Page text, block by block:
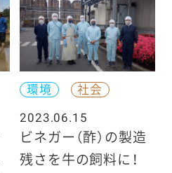
環境
社会
2023.06.15
ビネガー（酢）の製造
残さを牛の飼料に！